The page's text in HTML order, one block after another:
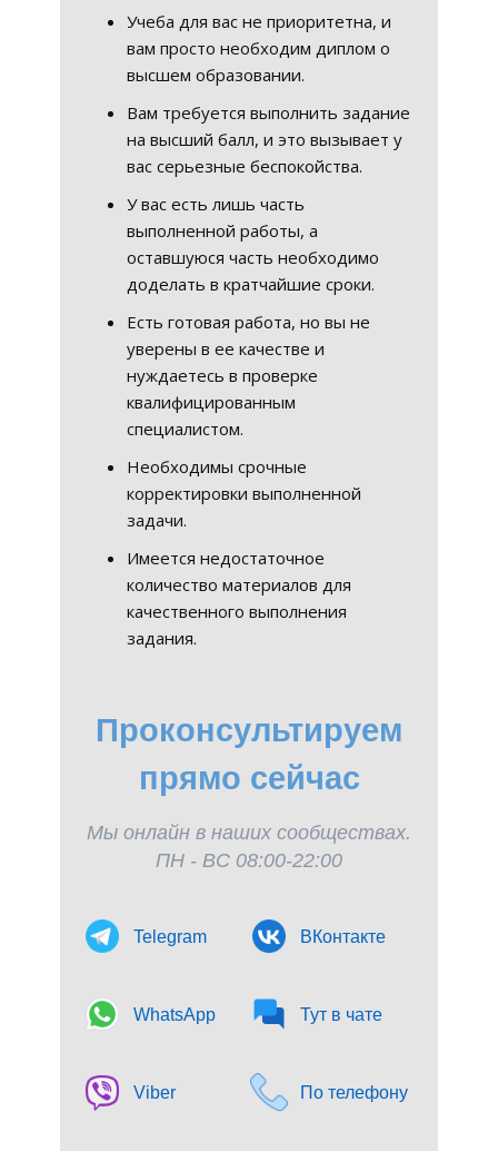
Учеба для вас не приоритетна, и
вам просто необходим диплом о
высшем образовании.
Вам требуется выполнить задание
на высший балл, и это вызывает у
вас серьезные беспокойства.
У вас есть лишь часть
выполненной работы, а
оставшуюся часть необходимо
доделать в кратчайшие сроки.
Есть готовая работа, но вы не
уверены в ее качестве и
нуждаетесь в проверке
квалифицированным
специалистом.
Необходимы срочные
корректировки выполненной
задачи.
Имеется недостаточное
количество материалов для
качественного выполнения
задания.
Проконсультируем
прямо сейчас
Мы онлайн в наших сообществах.
ПН - ВС 08:00-22:00
Telegram ВКонтакте
WhatsApp Тут в чате
Viber По телефону